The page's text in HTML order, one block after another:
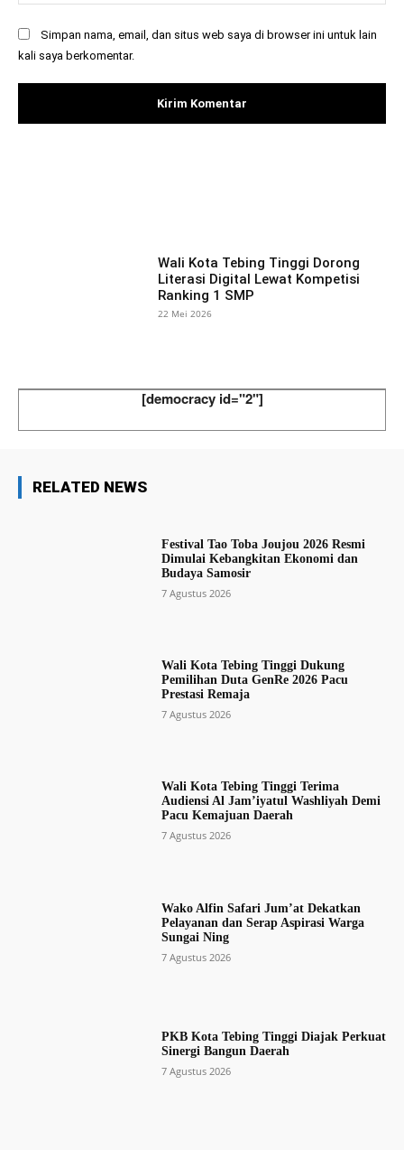
Simpan nama, email, dan situs web saya di browser ini untuk lain
kali saya berkomentar.
Wali Kota Tebing Tinggi Dorong
Literasi Digital Lewat Kompetisi
Ranking 1 SMP
22 Mei 2026
[democracy id="2"]
RELATED NEWS
Festival Tao Toba Joujou 2026 Resmi
Dimulai Kebangkitan Ekonomi dan
Budaya Samosir
7 Agustus 2026
Wali Kota Tebing Tinggi Dukung
Pemilihan Duta GenRe 2026 Pacu
Prestasi Remaja
7 Agustus 2026
Wali Kota Tebing Tinggi Terima
Audiensi Al Jam’iyatul Washliyah Demi
Pacu Kemajuan Daerah
7 Agustus 2026
Wako Alfin Safari Jum’at Dekatkan
Pelayanan dan Serap Aspirasi Warga
Sungai Ning
7 Agustus 2026
PKB Kota Tebing Tinggi Diajak Perkuat
Sinergi Bangun Daerah
7 Agustus 2026